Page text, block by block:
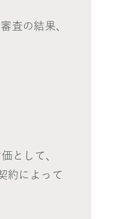
査の結果、
として、
約によって